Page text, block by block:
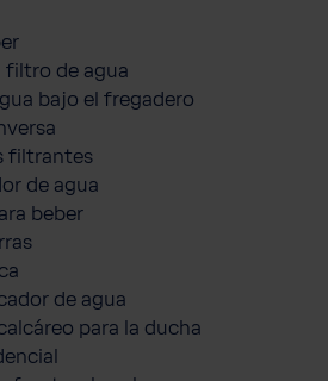
filtro de agua
bajo el fregadero
filtrantes
de agua
beber
de agua
para la ducha